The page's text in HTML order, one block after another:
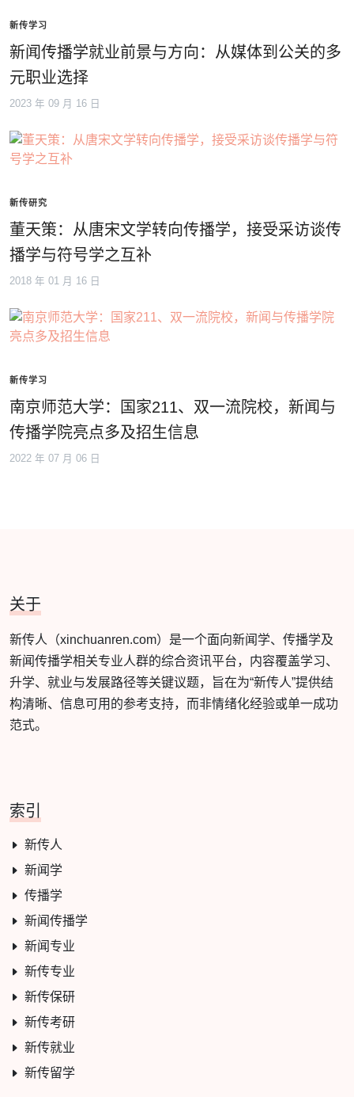
新传学习
新闻传播学就业前景与方向：从媒体到公关的多
元职业选择
2023 年 09 月 16 日
新传研究
董天策：从唐宋文学转向传播学，接受采访谈传
播学与符号学之互补
2018 年 01 月 16 日
新传学习
南京师范大学：国家211、双一流院校，新闻与
传播学院亮点多及招生信息
2022 年 07 月 06 日
关于
新传人（xinchuanren.com）是一个面向新闻学、传播学及
新闻传播学相关专业人群的综合资讯平台，内容覆盖学习、
升学、就业与发展路径等关键议题，旨在为“新传人”提供结
构清晰、信息可用的参考支持，而非情绪化经验或单一成功
范式。
索引
新传人
新闻学
传播学
新闻传播学
新闻专业
新传专业
新传保研
新传考研
新传就业
新传留学